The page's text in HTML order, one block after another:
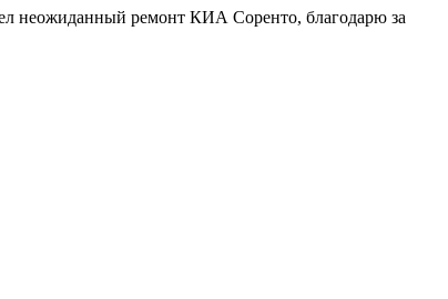
неожиданный ремонт КИА Соренто, благодарю за